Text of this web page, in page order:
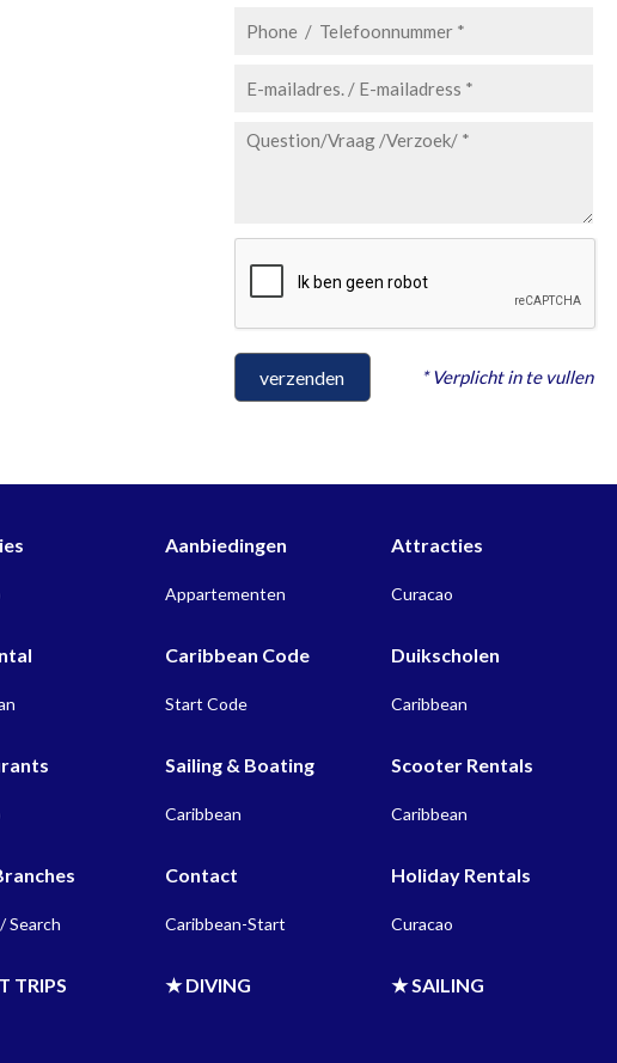
verzenden * Verplicht in te vullen
Aanbiedingen
Appartementen
Attracties
Curacao
Caribbean Code
Start Code
Duikscholen
Caribbean
Sailing & Boating
Caribbean
Scooter Rentals
Caribbean
Search
Contact
Caribbean-Start
Holiday Rentals
Curacao
TRIPS ★ DIVING ★ SAILING